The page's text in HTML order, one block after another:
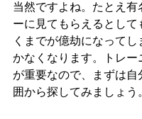
当然ですよね。たとえ有
ーに見てもらえるとして
くまでが億劫になって
かなくなります。トレー
が重要なので、まずは自
囲から探してみましょう